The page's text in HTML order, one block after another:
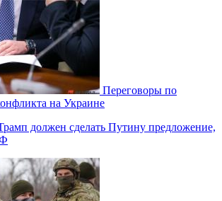
Переговоры по
на Украине
должен сделать Путину предложение,